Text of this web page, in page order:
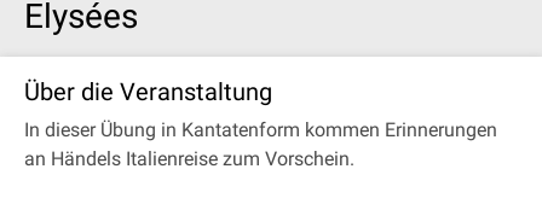
Elysées
Über die Veranstaltung
In dieser Übung in Kantatenform kommen Erinnerungen
an Händels Italienreise zum Vorschein.